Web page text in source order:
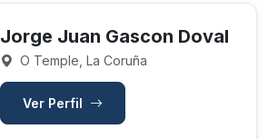
Jorge Juan Gascon Doval
O Temple, La Coruña
Ver Perfil